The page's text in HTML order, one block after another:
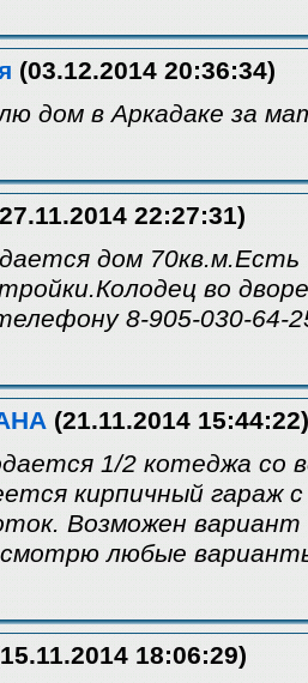
(03.12.2014 20:36:34)
дом в Аркадаке за
22:27:31)
дом 70кв.м.Есть
во
8-905-030-64-
(21.11.2014 15:44:22)
1/2 котеджа со
кирпичный гараж
Возможен
любые
18:06:29)